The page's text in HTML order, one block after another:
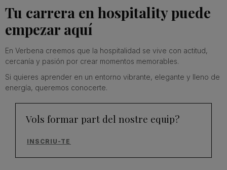
Tu carrera en hospitality puede
empezar aquí
En Verbena creemos que la hospitalidad se vive con actitud,
cercanía y pasión por crear momentos memorables.
Si quieres aprender en un entorno vibrante, elegante y lleno de
energía, queremos conocerte.
Vols formar part del nostre equip?
INSCRIU-TE